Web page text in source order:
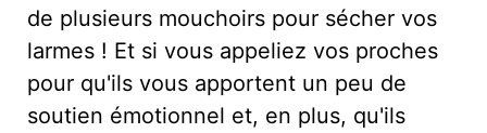
de plusieurs mouchoirs pour sécher vos
larmes ! Et si vous appeliez vos proches
pour qu'ils vous apportent un peu de
soutien émotionnel et, en plus, qu'ils